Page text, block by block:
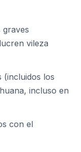
graves
vileza
(incluidos los
incluso en
con el